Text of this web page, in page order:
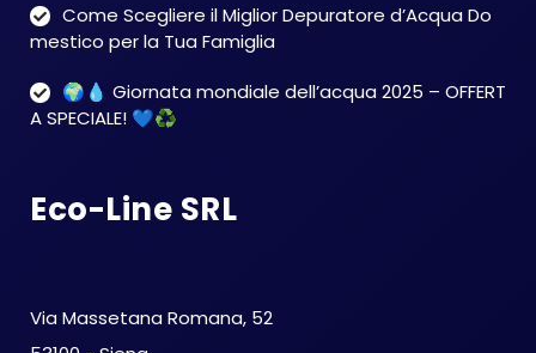
Come Scegliere il Miglior Depuratore d’Acqua Do
mestico per la Tua Famiglia
🌍💧 Giornata mondiale dell’acqua 2025 – OFFERT
A SPECIALE! 💙♻️
Eco-Line SRL
Via Massetana Romana, 52